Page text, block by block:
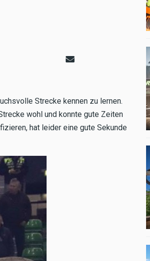
Strecke kennen zu lernen.
wohl und konnte gute Zeiten
hat leider eine gute Sekunde